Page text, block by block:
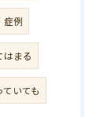
症例
はまる
ていても